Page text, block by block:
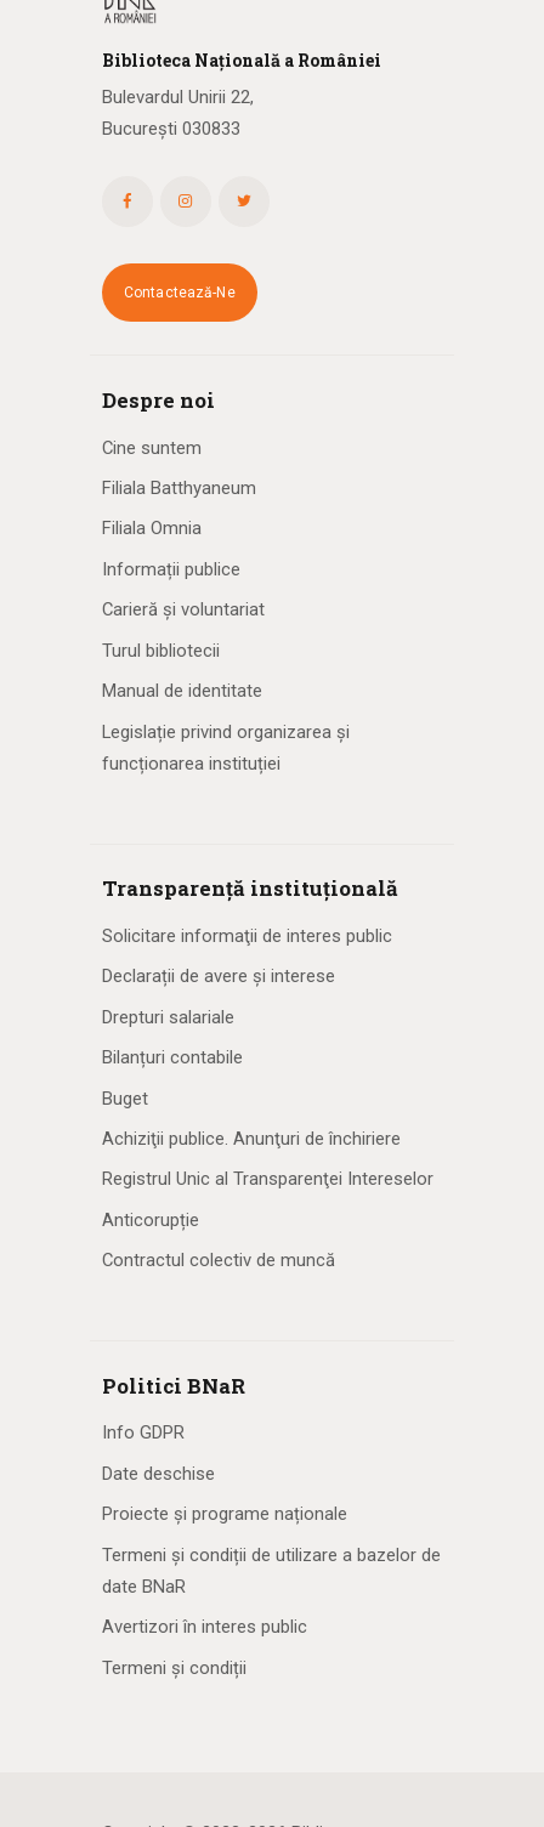
Biblioteca Națională a României
Bulevardul Unirii 22,
București 030833
Contactează-Ne
Despre noi
Cine suntem
Filiala Batthyaneum
Filiala Omnia
Informații publice
Carieră și voluntariat
Turul bibliotecii
Manual de identitate
Legislație privind organizarea și
funcționarea instituției
Transparență instituțională
Solicitare informaţii de interes public
Declarații de avere și interese
Drepturi salariale
Bilanțuri contabile
Buget
Achiziţii publice. Anunţuri de închiriere
Registrul Unic al Transparenţei Intereselor
Anticorupție
Contractul colectiv de muncă
Politici BNaR
Info GDPR
Date deschise
Proiecte și programe naționale
Termeni și condiții de utilizare a bazelor de
date BNaR
Avertizori în interes public
Termeni și condiții